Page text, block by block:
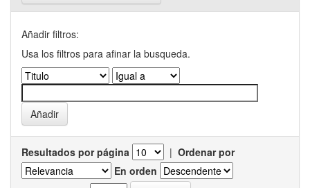
Añadir filtros:
Usa los filtros para afinar la busqueda.
Resultados por página | Ordenar por
En orden